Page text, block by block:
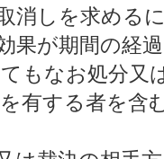
消しを求める
果が期間の経
もなお処分又
有する者を含